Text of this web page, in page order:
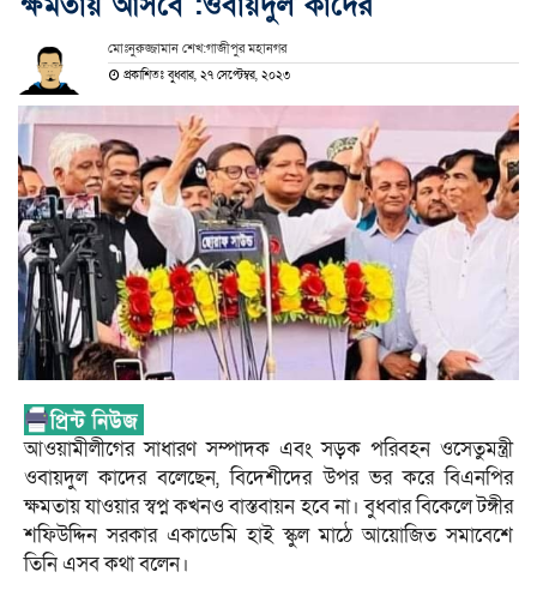
মোঃনুরুজ্জামান শেখ:গাজীপুর মহানগর
প্রকাশিতঃ বুধবার, ২৭ সেপ্টেম্বর, ২০২৩
আওয়ামীলীগের সাধারণ সম্পাদক এবং সড়ক পরিবহন ওসেতুমন্ত্রী
ওবায়দুল কাদের বলেছেন, বিদেশীদের উপর ভর করে বিএনপির
ক্ষমতায় যাওয়ার স্বপ্ন কখনও বাস্তবায়ন হবে না। বুধবার বিকেলে টঙ্গীর
শফিউদ্দিন সরকার একাডেমি হাই স্কুল মাঠে আয়োজিত সমাবেশে
তিনি এসব কথা বলেন।